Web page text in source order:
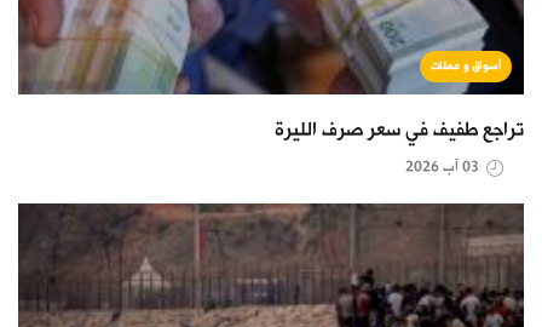
أسواق و عملات
تراجع طفيف في سعر صرف الليرة